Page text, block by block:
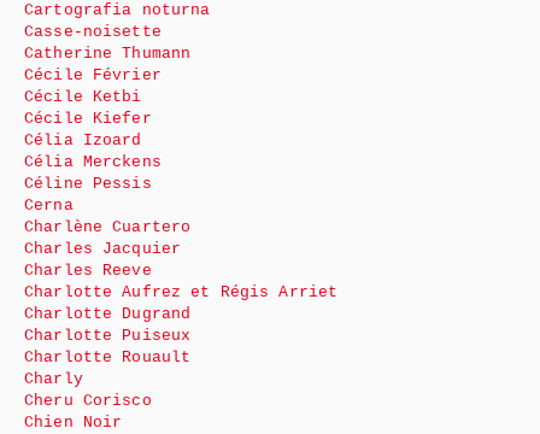
Cartografia noturna
Casse-noisette
Catherine Thumann
Cécile Février
Cécile Ketbi
Cécile Kiefer
Célia Izoard
Célia Merckens
Céline Pessis
Cerna
Charlène Cuartero
Charles Jacquier
Charles Reeve
Charlotte Aufrez et Régis Arriet
Charlotte Dugrand
Charlotte Puiseux
Charlotte Rouault
Charly
Cheru Corisco
Chien Noir